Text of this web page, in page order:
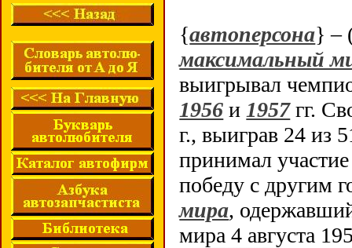
{автоперсона} –
максимальный
выигрывал
1956 и 1957гг.
г., выиграв 24 из
принимал
победу с другим
мира,
мира 4 августа